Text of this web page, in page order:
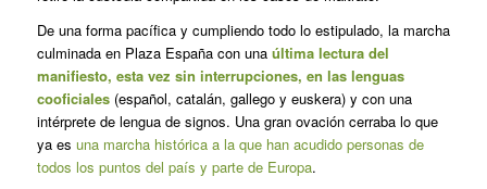
De una forma pacífica y cumpliendo todo lo estipulado, la marcha
culminada en Plaza España con unaúltima lectura del
manifiesto, esta vez sin interrupciones, en las lenguas
cooficiales(español, catalán, gallego y euskera) y con una
intérprete de lengua de signos. Una gran ovación cerraba lo que
ya es una marcha histórica a la que han acudido personas de
todos los puntos del país y parte de Europa.